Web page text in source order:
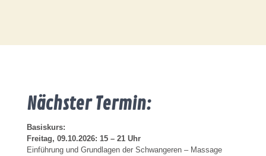
Nächster Termin:
Basiskurs:
Freitag, 09.10.2026: 15 – 21 Uhr
Einführung und Grundlagen der Schwangeren – Massage